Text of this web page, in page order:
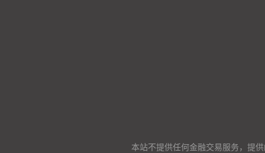
本站不提供任何金融交易服务，提